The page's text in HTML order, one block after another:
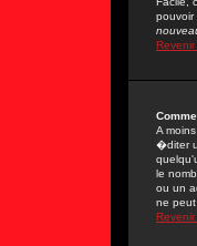
pouvoir
A
�diter
le
ou un
ne